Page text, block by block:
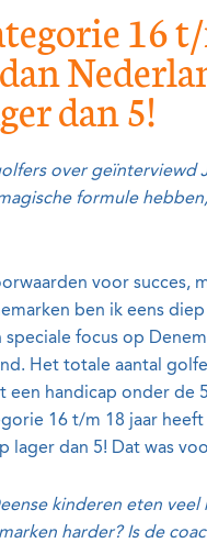
16
dan 5!
over geïnterviewd
formule
voor succes,
ben ik eens
focus op
Het totale aantal
een handicap onder de
16 t/m 18 jaar
lager dan 5! Dat was
kinderen eten
harder? Is de